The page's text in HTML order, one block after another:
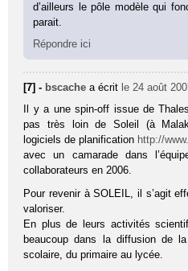
d’ailleurs le pôle modèle qui
parait.
Répondre ici
[7] - bscache a écrit le 24 août
Il y a une spin-off issue de
pas très loin de Soleil (à
logiciels de planification http://
avec un camarade dans
collaborateurs en 2006.
Pour revenir à SOLEIL, il s’agit
valoriser.
En plus de leurs activités
beaucoup dans la diffusion de
scolaire, du primaire au lycée.